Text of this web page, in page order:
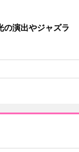
演出やジャズラ